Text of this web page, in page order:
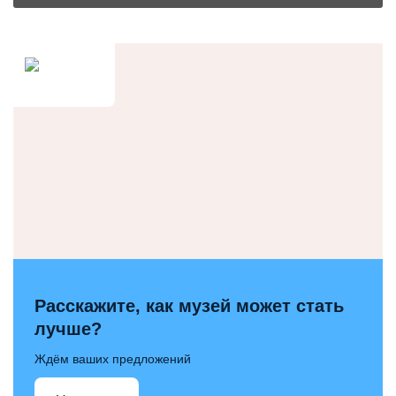
Расскажите, как музей может стать
лучше?
Ждём ваших предложений